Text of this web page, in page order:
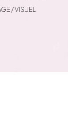
/ VISUEL